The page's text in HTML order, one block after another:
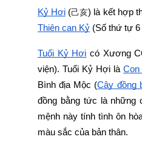
Kỷ Hợi (己亥) là kết hợp
Thiên can Kỷ (Số thứ tự
Tuổi Kỷ Hợi có Xương
viện). Tuổi Kỷ Hợi là Con
Bình địa Mộc (Cây đồng
đồng bằng tức là những
mệnh này tính tình ôn
màu sắc của bản thân.